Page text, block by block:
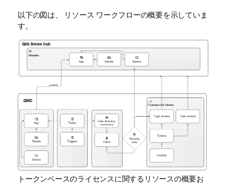
以下の図は、 リソース ワークフローの概要を示していま
す。
トークンベースのライセンスに関するリソースの概要お